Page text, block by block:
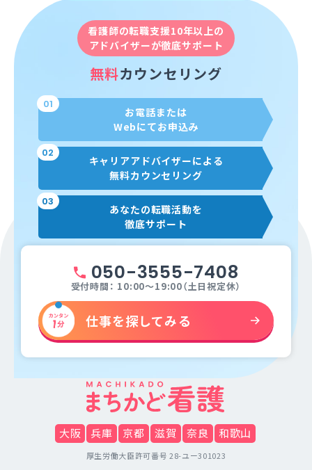
看護師の転職支援10年以上の
アドバイザーが徹底サポート
無料カウンセリング
01
お電話または
Webにてお申込み
02
キャリアアドバイザーによる
無料カウンセリング
03
あなたの転職活動を
徹底サポート
050-3555-7408
受付時間： 10:00～19:00（土日祝定休）
仕事を探してみる
大阪 兵庫 京都 滋賀 奈良 和歌山
厚生労働大臣許可番号 28-ユー301023